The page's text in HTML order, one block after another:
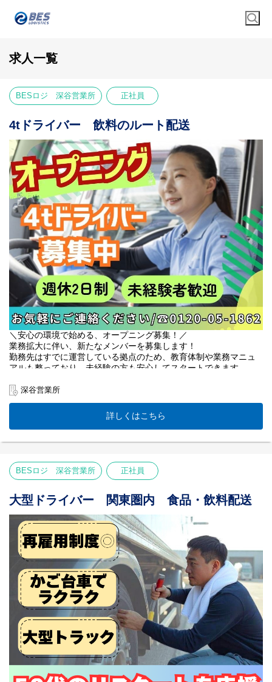
求人一覧
BESロジ 深谷営業所 正社員
4tドライバー 飲料のルート配送
＼安心の環境で始める、オープニング募集！／
業務拡大に伴い、新たなメンバーを募集します！
勤務先はすでに運営している拠点のため、教育体制や業務マニュ
アルも整っており、未経験の方も安心してスタートできます。
たな一歩を踏み出しませんか？
✅残業ほぼ無し！自分時間確保◎
✅1日4～6件！ゆとり配送
✅入社当日に有休付与！
✅最長68歳まで働ける再雇用制度
中型トラックでセンターからスーパーなどの店舗へ
飲料を運ぶ固定ルート配送です。
「飲料」と聞くと重そうなイメージがありますが、
カゴ台車を使用するため、体への負担はとても少なく
性別・年齢問わず活躍できるお仕事です◎
また、仕分けや検品などの付随業務はほぼ無し。
台車に書かれた店舗名を確認する程度です。
適度な運動で健康的に働けます。
＜50代・60代が主役！＞
「体力に合わせて無理なく続けたい」
そんな想いに応えます。
●人間ドック無料（40歳以上の全スタッフ）
●体力に合わせた業務内容の相談もOK！
●50〜60代のシニア層も元気に活躍中です
深谷営業所
詳しくはこちら
BESロジ 深谷営業所 正社員
大型ドライバー 関東圏内 食品・飲料配送